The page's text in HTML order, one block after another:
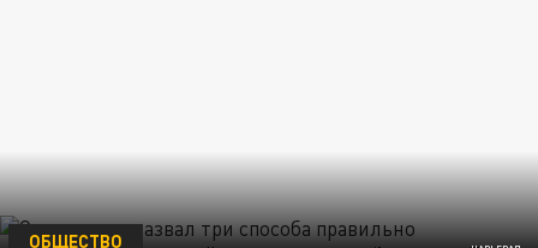
ОБЩЕСТВО